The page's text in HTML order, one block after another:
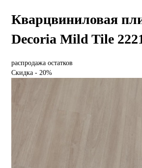
Кварцвиниловая
Decoria Mild Tile
распродажа остатков
Скидка - 20%